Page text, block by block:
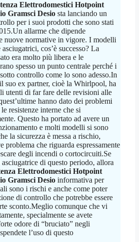
Elettrodomestici Hotpoint
Gramsci Desio sta lanciando un
per i suoi prodotti che sono stati
allarme che dipende
nuove normative in vigore. I modelli
cos’è successo? La
era molto più libera e le
spesso un punto centrale perché i
controllo come lo sono adesso.In
suo ex partner, cioè la Whirlpool, ha
utenti di far fare delle revisioni alle
hanno dato dei problemi
resistenze interne che si
Questo ha portato ad avere un
e molti modelli si sono
la sicurezza è messa a rischio,
problema che riguarda espressamente
degli incendi o cortocircuiti.Se
di questo periodo, allora
Elettrodomestici Hotpoint
Gramsci Desio informativa per
sono i rischi e anche come poter
di controllo che potrebbe essere
sconto.Meglio comunque che vi
specialmente se avete
odore di “bruciato” negli
l’uso di questo